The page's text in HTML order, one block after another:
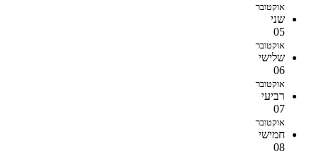
אוקטובר
שני
05
אוקטובר
שלישי
06
אוקטובר
רביעי
07
אוקטובר
חמישי
08